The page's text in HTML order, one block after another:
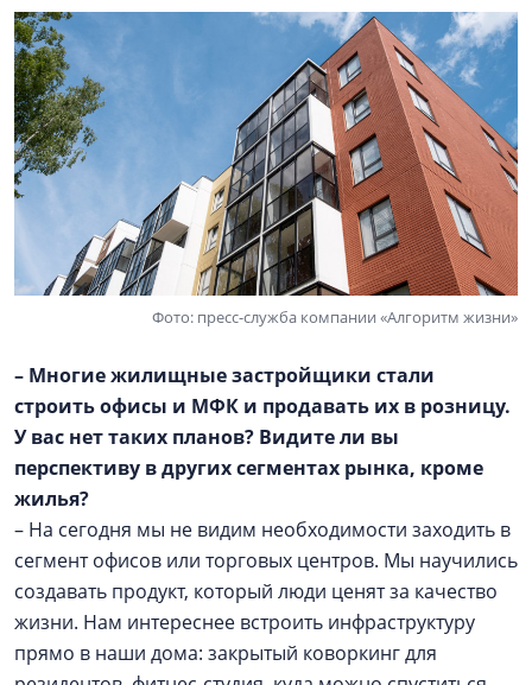
Фото: пресс-служба компании «Алгоритм жизни»
– Многие жилищные застройщики стали
строить офисы и МФК и продавать их в розницу.
У вас нет таких планов? Видите ли вы
перспективу в других сегментах рынка, кроме
жилья?
– На сегодня мы не видим необходимости заходить в
сегмент офисов или торговых центров. Мы научились
создавать продукт, который люди ценят за качество
жизни. Нам интереснее встроить инфраструктуру
прямо в наши дома: закрытый коворкинг для